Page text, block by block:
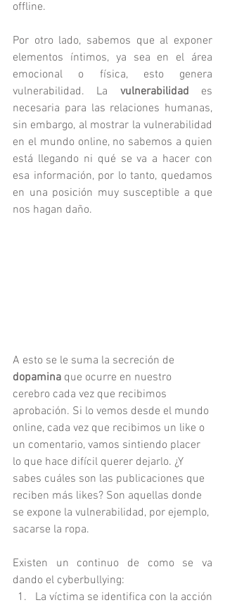
offline.
Por otro lado, sabemos que al exponer
elementos íntimos, ya sea en el área
emocional o física, esto genera
vulnerabilidad. La vulnerabilidad es
necesaria para las relaciones humanas,
sin embargo, al mostrar la vulnerabilidad
en el mundo online, no sabemos a quien
está llegando ni qué se va a hacer con
esa información, por lo tanto, quedamos
en una posición muy susceptible a que
nos hagan daño.
A esto se le suma la secreción de
dopamina que ocurre en nuestro
cerebro cada vez que recibimos
aprobación. Si lo vemos desde el mundo
online, cada vez que recibimos un like o
un comentario, vamos sintiendo placer
lo que hace difícil querer dejarlo. ¿Y
sabes cuáles son las publicaciones que
reciben más likes? Son aquellas donde
se expone la vulnerabilidad, por ejemplo,
sacarse la ropa.
Existen un continuo de como se va
dando el cyberbullying:
La víctima se identifica con la acción